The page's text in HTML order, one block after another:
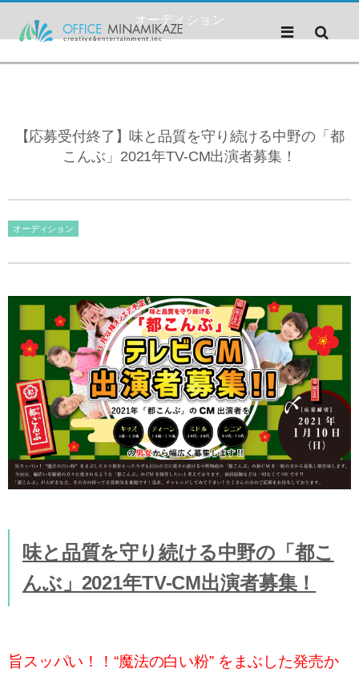
オーディション
【応募受付終了】味と品質を守り続ける中野の「都
こんぶ」2021年TV-CM出演者募集！
オーディション
味と品質を守り続ける中野の「都こ
んぶ」2021年TV-CM出演者募集！
旨スッパい！！“魔法の白い粉” をまぶした発売か